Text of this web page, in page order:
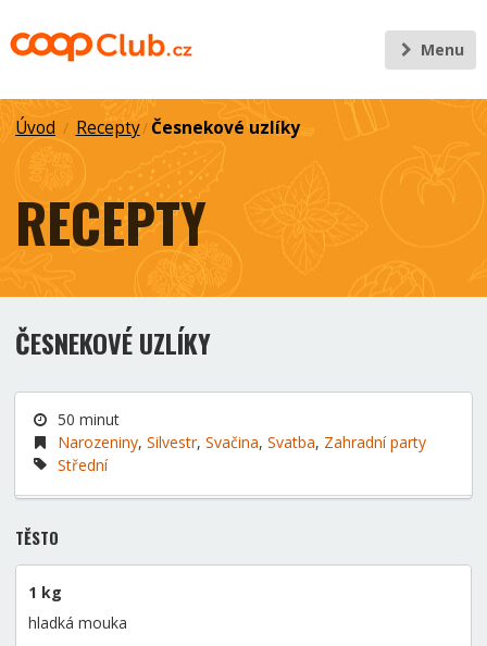
Menu
Úvod / Recepty/ Česnekové uzlíky
RECEPTY
ČESNEKOVÉ UZLÍKY
50 minut
Narozeniny, Silvestr, Svačina, Svatba, Zahradní party
Střední
TĚSTO
1 kg
hladká mouka